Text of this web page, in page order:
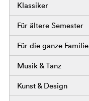
Klassiker
Für ältere Semester
Für die ganze Familie
Musik & Tanz
Kunst & Design